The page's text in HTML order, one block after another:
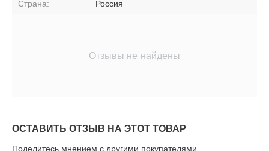
Страна: Россия
Отзывы не найдены
ОСТАВИТЬ ОТЗЫВ НА ЭТОТ ТОВАР
Поделитесь мнением с другими покупателями